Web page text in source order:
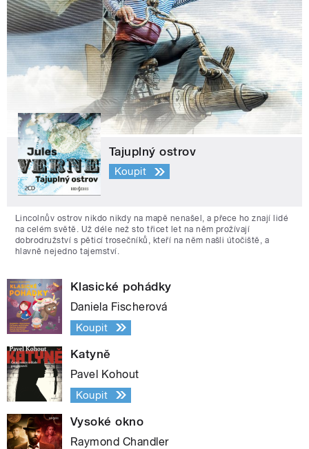
Tajuplný ostrov
Koupit
Lincolnův ostrov nikdo nikdy na mapě nenašel, a přece ho znají lidé
na celém světě. Už déle než sto třicet let na něm prožívají
dobrodružství s pěticí trosečníků, kteří na něm našli útočiště, a
hlavně nejedno tajemství.
Klasické pohádky
Daniela Fischerová
Koupit
Katyně
Pavel Kohout
Koupit
Vysoké okno
Raymond Chandler